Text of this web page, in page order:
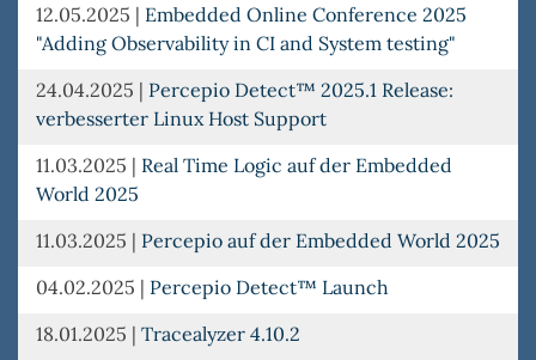
12.05.2025 | Embedded Online Conference 2025
"Adding Observability in CI and System testing"
24.04.2025 | Percepio Detect™ 2025.1 Release:
verbesserter Linux Host Support
11.03.2025 | Real Time Logic auf der Embedded
World 2025
11.03.2025 | Percepio auf der Embedded World 2025
04.02.2025 | Percepio Detect™ Launch
18.01.2025 | Tracealyzer 4.10.2